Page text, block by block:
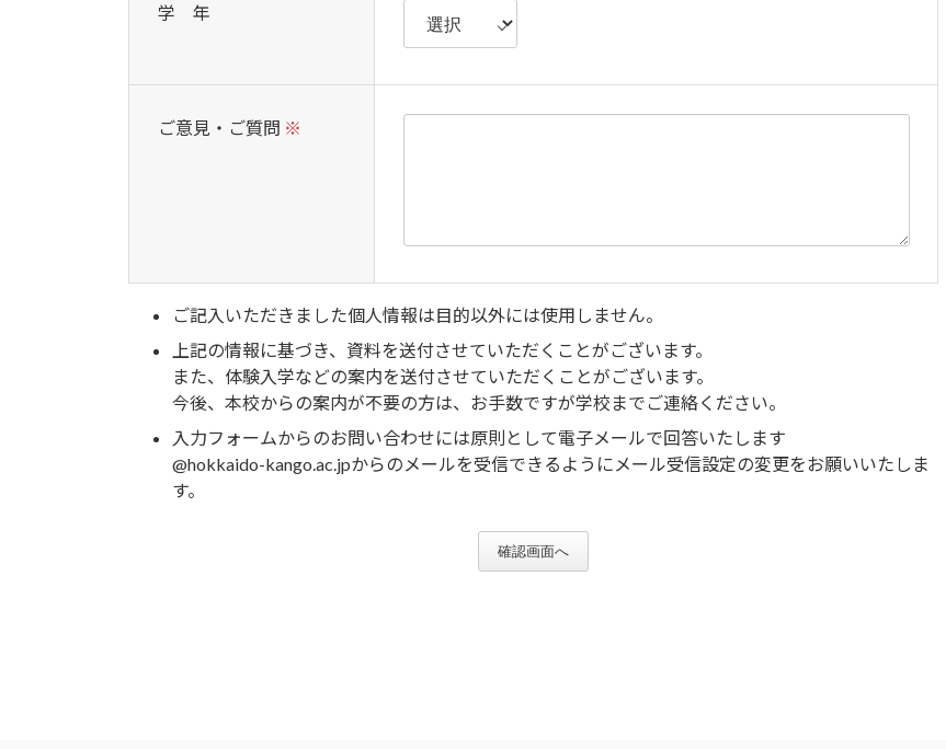
学 年
ご意見・ご質問 ※
ご記入いただきました個人情報は目的以外には使用しません。
上記の情報に基づき、資料を送付させていただくことがございます。
また、体験入学などの案内を送付させていただくことがございます。
今後、本校からの案内が不要の方は、お手数ですが学校までご連絡ください。
入力フォームからのお問い合わせには原則として電子メールで回答いたします
@hokkaido-kango.ac.jpからのメールを受信できるようにメール受信設定の変更をお願いいたしま
す。
確認画面へ